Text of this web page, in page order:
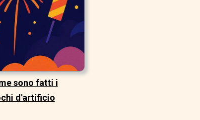
sono fatti i
d'artificio